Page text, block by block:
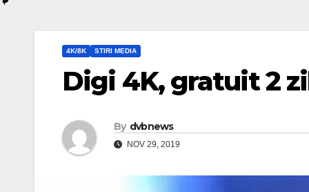
4K/8K STIRI MEDIA
Digi 4K, gratuit 2
By dvbnews
NOV 29, 2019